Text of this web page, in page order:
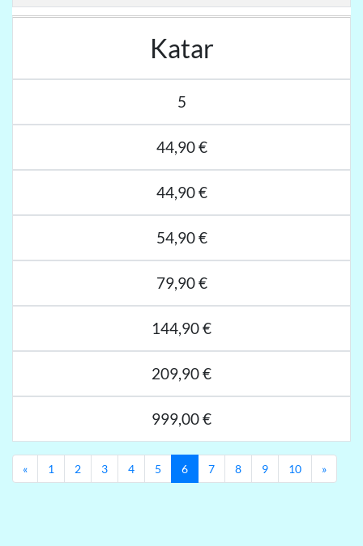
Katar
5
44,90 €
44,90 €
54,90 €
79,90 €
144,90 €
209,90 €
999,00 €
«Previous
1 2 3 4 5 6 7 8 9 10 »Next